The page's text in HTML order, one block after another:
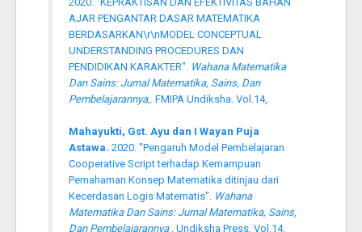
AJAR PENGANTAR DASAR MATEMATIKA
BERDASARKAN\r\nMODEL CONCEPTUAL
UNDERSTANDING PROCEDURES DAN
PENDIDIKAN KARAKTER". Wahana Matematika
Dan Sains: Jurnal Matematika, Sains, Dan
Pembelajarannya,. FMIPA Undiksha. Vol.14,
Mahayukti, Gst. Ayu dan I Wayan Puja
Astawa. 2020. "Pengaruh Model Pembelajaran
Cooperative Script terhadap Kemampuan
Pemahaman Konsep Matematika ditinjau dari
Kecerdasan Logis Matematis". Wahana
Matematika Dan Sains: Jurnal Matematika, Sains,
Dan Pembelajarannya . Undiksha Press. Vol.14,